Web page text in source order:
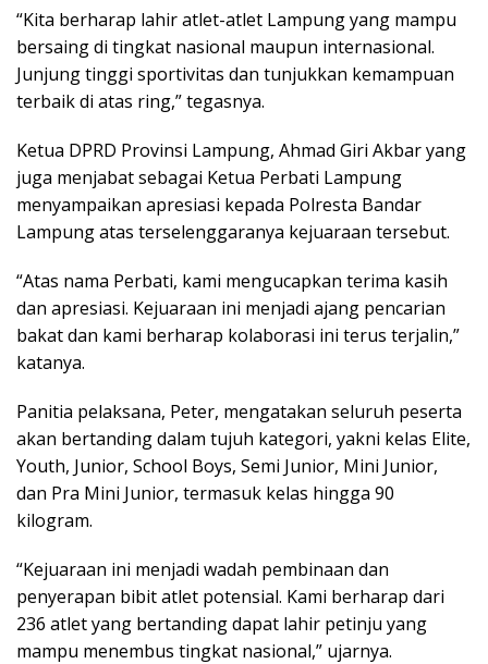
“Kita berharap lahir atlet-atlet Lampung yang mampu
bersaing di tingkat nasional maupun internasional.
Junjung tinggi sportivitas dan tunjukkan kemampuan
terbaik di atas ring,” tegasnya.
Ketua DPRD Provinsi Lampung, Ahmad Giri Akbar yang
juga menjabat sebagai Ketua Perbati Lampung
menyampaikan apresiasi kepada Polresta Bandar
Lampung atas terselenggaranya kejuaraan tersebut.
“Atas nama Perbati, kami mengucapkan terima kasih
dan apresiasi. Kejuaraan ini menjadi ajang pencarian
bakat dan kami berharap kolaborasi ini terus terjalin,”
katanya.
Panitia pelaksana, Peter, mengatakan seluruh peserta
akan bertanding dalam tujuh kategori, yakni kelas Elite,
Youth, Junior, School Boys, Semi Junior, Mini Junior,
dan Pra Mini Junior, termasuk kelas hingga 90
kilogram.
“Kejuaraan ini menjadi wadah pembinaan dan
penyerapan bibit atlet potensial. Kami berharap dari
236 atlet yang bertanding dapat lahir petinju yang
mampu menembus tingkat nasional,” ujarnya.